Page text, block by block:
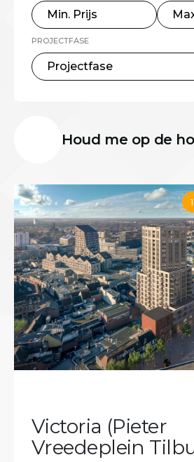
PROJECTFASE
Houd me op de
Victoria (Pieter
Vreedeplein